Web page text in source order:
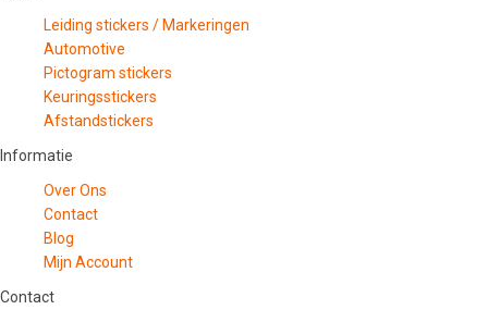
Leiding stickers / Markeringen
Automotive
Pictogram stickers
Keuringsstickers
Afstandstickers
Informatie
Over Ons
Contact
Blog
Mijn Account
Contact